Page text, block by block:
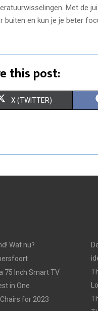
Met de
buiten en kun je je beter
this post:
S
R
X (TWITTER)
Wat nu?
75 Inch Smart TV
in One
for 2023